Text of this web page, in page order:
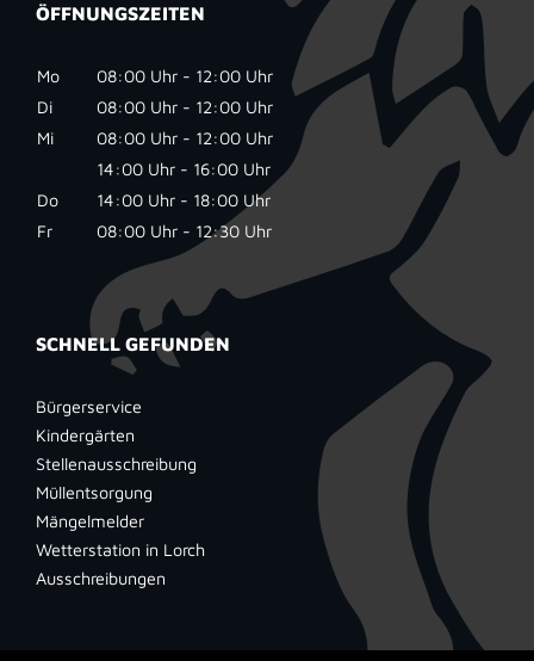
ÖFFNUNGSZEITEN
Mo
08:00 Uhr - 12:00 Uhr
Di
08:00 Uhr - 12:00 Uhr
Mi
08:00 Uhr - 12:00 Uhr
14:00 Uhr - 16:00 Uhr
Do
14:00 Uhr - 18:00 Uhr
Fr
08:00 Uhr - 12:30 Uhr
SCHNELL GEFUNDEN
Bürgerservice
Kindergärten
Stellenausschreibung
Müllentsorgung
Mängelmelder
Wetterstation in Lorch
Ausschreibungen